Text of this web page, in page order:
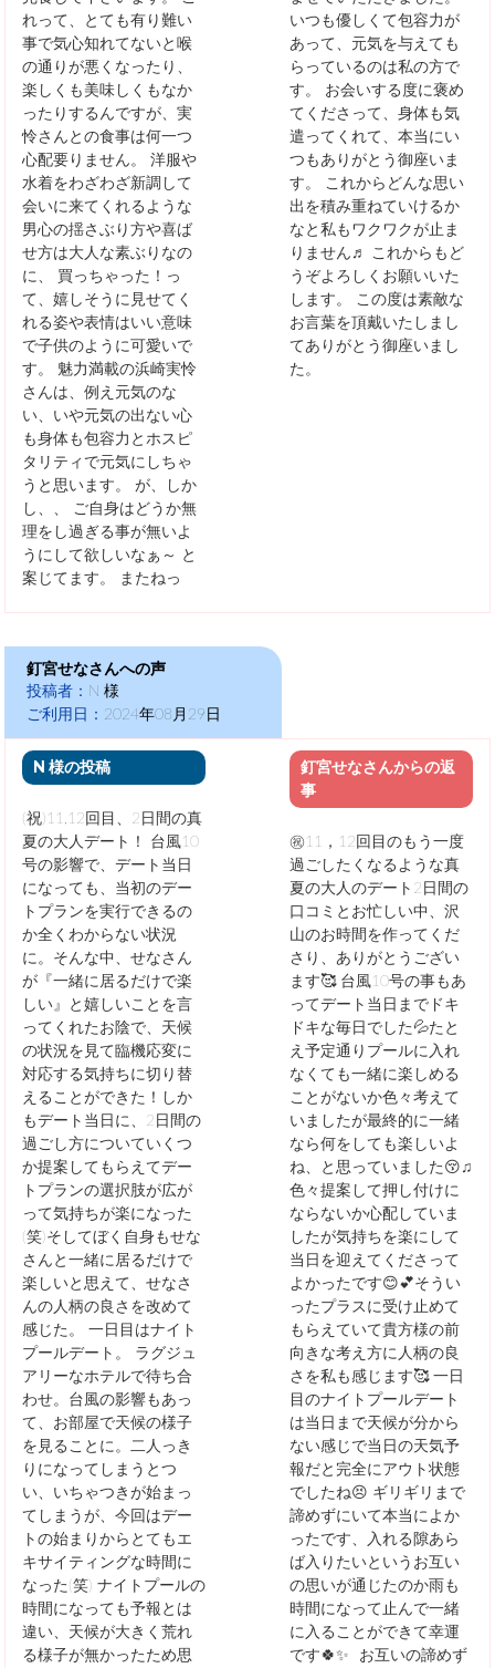
れって、とても有り難い
事で気心知れてないと喉
の通りが悪くなったり、
楽しくも美味しくもなか
ったりするんですが、実
怜さんとの食事は何一つ
心配要りません。 洋服や
水着をわざわざ新調して
会いに来てくれるような
男心の揺さぶり方や喜ば
せ方は大人な素ぶりなの
に、 買っちゃった！っ
て、嬉しそうに見せてく
れる姿や表情はいい意味
で子供のように可愛いで
す。 魅力満載の浜崎実怜
さんは、例え元気のな
い、いや元気の出ない心
も身体も包容力とホスピ
タリティで元気にしちゃ
うと思います。 が、しか
し、、 ご自身はどうか無
理をし過ぎる事が無いよ
うにして欲しいなぁ～ と
案じてます。 またねっ
いつも優しくて包容力が
あって、元気を与えても
らっているのは私の方で
す。 お会いする度に褒め
てくださって、身体も気
遣ってくれて、本当にい
つもありがとう御座いま
す。 これからどんな思い
出を積み重ねていけるか
なと私もワクワクが止ま
りません♬ これからもど
うぞよろしくお願いいた
します。 この度は素敵な
お言葉を頂戴いたしまし
てありがとう御座いまし
た。
釘宮せなさんへの声
投稿者： N 様
ご利用日： 2024年08月29日
N 様の投稿
(祝)11,12回目、2日間の真
夏の大人デート！ 台風10
号の影響で、デート当日
になっても、当初のデー
トプランを実行できるの
か全くわからない状況
に。そんな中、せなさん
が『一緒に居るだけで楽
しい』と嬉しいことを言
ってくれたお陰で、天候
の状況を見て臨機応変に
対応する気持ちに切り替
えることができた！しか
もデート当日に、2日間の
過ごし方についていくつ
か提案してもらえてデー
トプランの選択肢が広が
って気持ちが楽になった
(笑)そしてぼく自身もせな
さんと一緒に居るだけで
楽しいと思えて、せなさ
んの人柄の良さを改めて
感じた。 一日目はナイト
プールデート。 ラグジュ
アリーなホテルで待ち合
わせ。台風の影響もあっ
て、お部屋で天候の様子
を見ることに。二人っき
りになってしまうとつ
い、いちゃつきが始まっ
てしまうが、今回はデー
トの始まりからとてもエ
キサイティングな時間に
なった(笑) ナイトプールの
時間になっても予報とは
違い、天候が大きく荒れ
る様子が無かったため思
釘宮せなさんからの返
事
㊗️11，12回目のもう一度
過ごしたくなるような真
夏の大人のデート2日間の
口コミとお忙しい中、沢
山のお時間を作ってくだ
さり、ありがとうござい
ます🥰 台風10号の事もあ
ってデート当日までドキ
ドキな毎日でした💦たと
え予定通りプールに入れ
なくても一緒に楽しめる
ことがないか色々考えて
いましたが最終的に一緒
なら何をしても楽しいよ
ね、と思っていました😚♫
色々提案して押し付けに
ならないか心配していま
したが気持ちを楽にして
当日を迎えてくださって
よかったです😊💕そうい
ったプラスに受け止めて
もらえていて貴方様の前
向きな考え方に人柄の良
さを私も感じます🥰 一日
目のナイトプールデート
は当日まで天候が分から
ない感じで当日の天気予
報だと完全にアウト状態
でしたね😣 ギリギリまで
諦めずにいて本当によか
ったです、入れる隙あら
ば入りたいというお互い
の思いが通じたのか雨も
時間になって止んで一緒
に入ることができて幸運
です🍀✨ お互いの諦めず